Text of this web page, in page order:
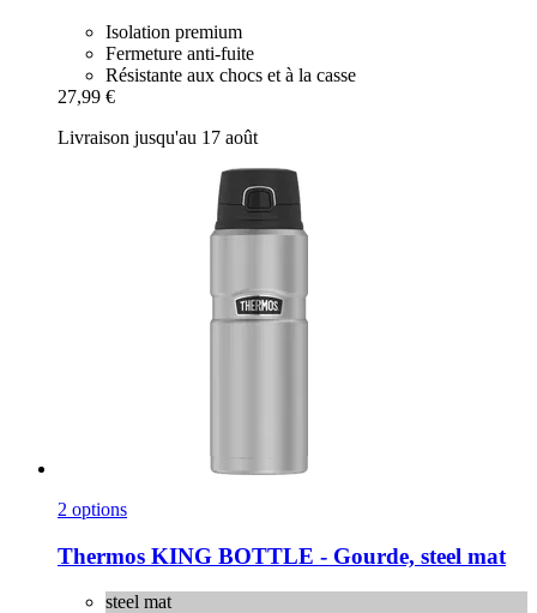
Isolation premium
Fermeture anti-fuite
Résistante aux chocs et à la casse
27,99 €
Livraison jusqu'au 17 août
2 options
Thermos KING BOTTLE -​ Gourde, steel mat
steel mat